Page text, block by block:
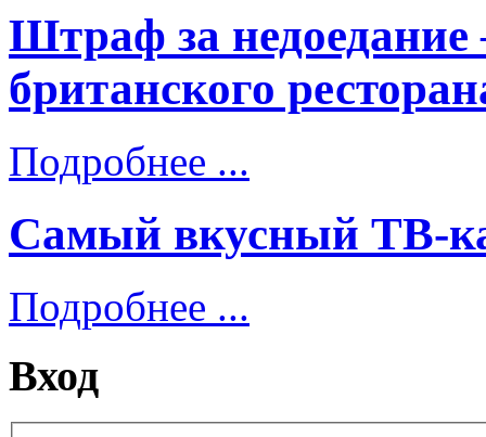
Штраф за недоедание
британского
Подробнее ...
Самый вкусный ТВ-
Подробнее ...
Вход